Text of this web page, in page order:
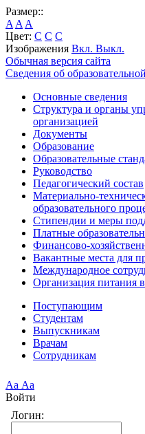
Размер::
A A A
Цвет: C C C
Изображения Вкл. Выкл.
Обычная версия сайта
Сведения об
Основные сведения
Структура и органы
организацией
Документы
Образование
Образовательные
Руководство
Педагогический состав
Материально-
образовательного
Стипендии и меры
Платные
Финансово-
Вакантные места для
Международное
Организация питания
Поступающим
Студентам
Выпускникам
Врачам
Сотрудникам
Аа Аа
Войти
Логин: